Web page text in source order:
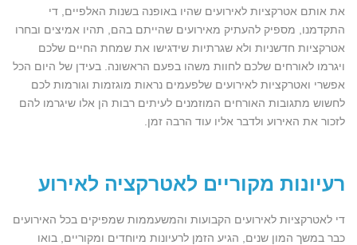
את אותם אטרקציות לאירועים שהיו באופנה בשנות האלפיים, די
התקדמנו, מספיק להעתיק מאירועים שהייתם בהם, תהיו אמיצים ובחרו
אטרקציות חדשניות ולא שגרתיות שידגישו את שמחת החיים שלכם
ויגרמו לאורחים שלכם לחוות משהו בפעם הראשונה. בעידן של היום הכל
אפשרי ואטרקציות לאירועים שלפעמים נראות מוגזמות וגורמות לכם
לחשוש מתגובות האורחים המוזמנים לעיתים רבות הן אלו שיגרמו להם
לזכור את האירוע ולדבר אליו עוד הרבה זמן.
רעיונות מקוריים לאטרקציה לאירוע
די לאטרקציות לאירועים הקבועות והמשעממות שמפיקים בכל האירועים
כבר במשך המון שנים, הגיע הזמן לרעיונות מיוחדים ומקוריים, בואו